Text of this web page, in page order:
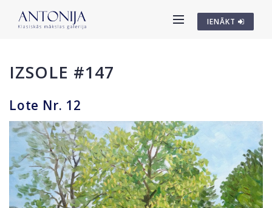
IENĀKT
IZSOLE #147
Lote Nr. 12